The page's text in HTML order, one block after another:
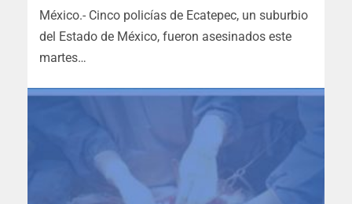
México.- Cinco policías de Ecatepec, un suburbio
del Estado de México, fueron asesinados este
martes…